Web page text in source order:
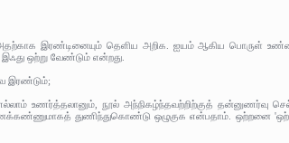
அதற்காக இரண்டினையும் தெளிய அறிக. ஐயம் ஆகிய பொருள்
ஒற்று வேண்டும் என்றது.
இரண்டும்;
உணர்த்தலானும், நூல் அந்நிகழ்ந்தவற்றிற்குத் தன்னுணர்வு
துணிந்துகொண்டு ஒழுகுக என்பதாம். ஒற்றனை